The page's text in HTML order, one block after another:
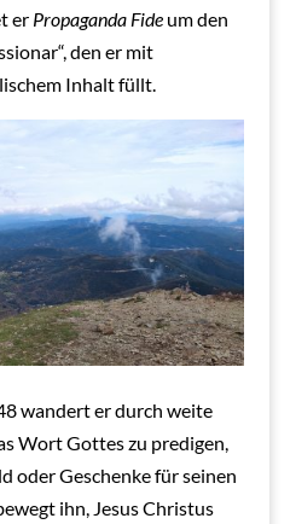
er Propaganda Fideum den
den er mit
Inhalt füllt.
wandert er durch weite
Wort Gottes zu predigen,
oder Geschenke für seinen
ihn, Jesus Christus